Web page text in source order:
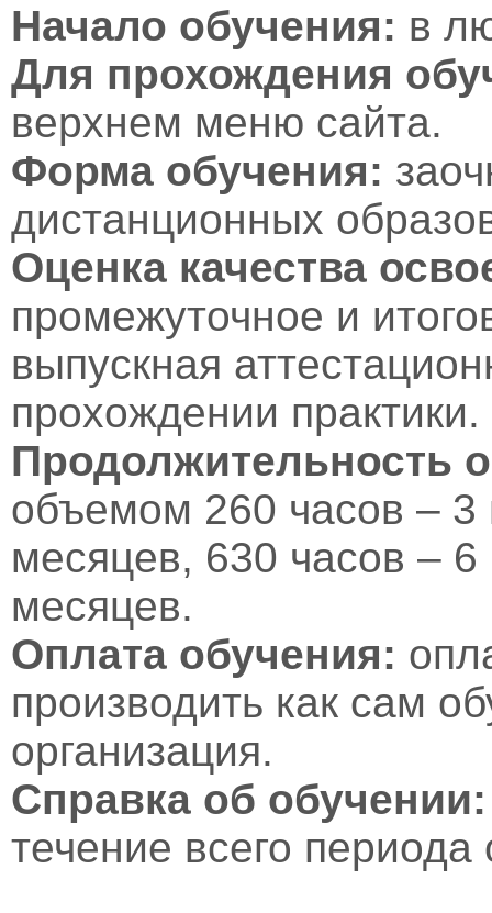
Начало обучения: в
Для прохождения
верхнем меню сайта.
Форма обучения:
дистанционных
Оценка качества
промежуточное и
выпускная
прохождении практики.
Продолжительность
объемом 260 часов –
месяцев, 630 часов –
месяцев.
Оплата обучения:
производить как сам
организация.
Справка об обучении:
течение всего периода